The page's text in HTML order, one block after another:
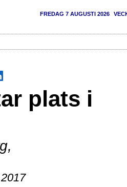
FREDAG 7 AUGUSTI 2026
plats i
,